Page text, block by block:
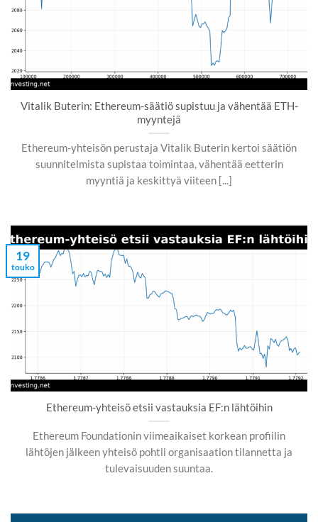
Vitalik Buterin: Ethereum-säätiö supistuu ja vähentää ETH-
myyntejä
Ethereum-yhteisön perustaja Vitalik Buterin kertoi säätiön
suunnitelmista supistaa toimintaa, vähentää eetterin
myyntiä ja keskittyä viiteen [...]
Ethereum-yhteisö etsii vastauksia EF:n lähtöihin
Ethereum Foundationin viimeaikaiset korkean profiilin
lähtöjen jälkeen yhteisö pohtii organisaation tilannetta ja
tulevaisuuden suuntaa.
19
touko